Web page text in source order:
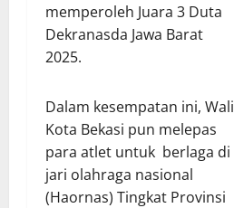
memperoleh Juara 3 Duta
Dekranasda Jawa Barat
2025.
Dalam kesempatan ini, Wali
Kota Bekasi pun melepas
para atlet untuk berlaga di
jari olahraga nasional
(Haornas) Tingkat Provinsi